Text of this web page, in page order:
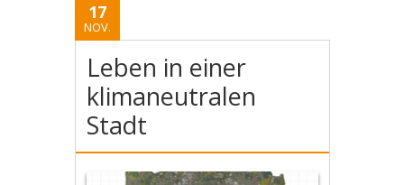
17
NOV.
Leben in einer
klimaneutralen
Stadt